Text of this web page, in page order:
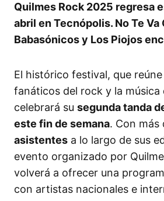
Quilmes Rock 2025 regresa
abril en Tecnópolis. No Te Va
Babasónicos y Los Piojos
El histórico festival, que
fanáticos del rock y la música
celebrará su segunda tanda
este fin de semana. Con más
asistentes a lo largo de sus
evento organizado por
volverá a ofrecer una
con artistas nacionales e